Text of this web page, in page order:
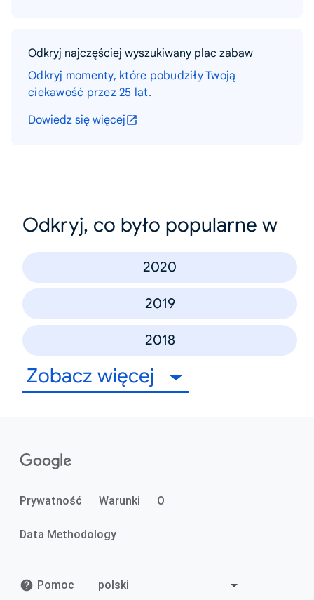
Odkryj najczęściej wyszukiwany plac zabaw
Odkryj momenty, które pobudziły Twoją
ciekawość przez 25 lat.
Dowiedz się więcej
Odkryj, co było popularne w
2020
2019
2018
Zobacz więcej
Prywatność Warunki O
Data Methodology
Pomoc